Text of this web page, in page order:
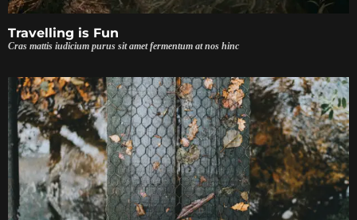
Travelling is Fun
Cras mattis iudicium purus sit amet fermentum at nos hinc